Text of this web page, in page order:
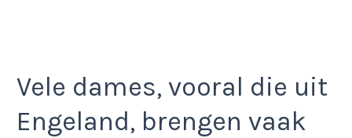
Vele dames, vooral die uit
Engeland, brengen vaak